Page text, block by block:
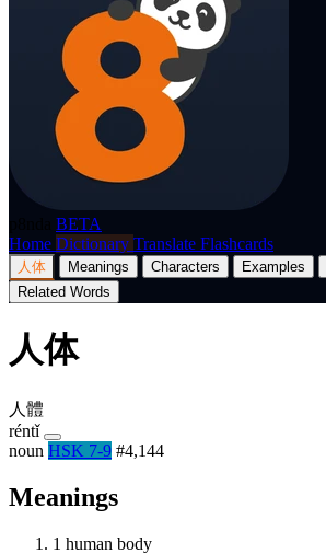
BETA
Home Dictionary Translate Flashcards
人体 Meanings Characters Examples
Related Words
人体
人體
réntǐ
noun HSK 7-9 #4,144
Meanings
1 human body